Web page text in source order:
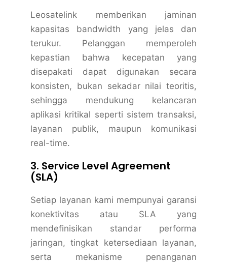
Leosatelink memberikan jaminan
kapasitas bandwidth yang jelas dan
terukur. Pelanggan memperoleh
kepastian bahwa kecepatan yang
disepakati dapat digunakan secara
konsisten, bukan sekadar nilai teoritis,
sehingga mendukung kelancaran
aplikasi kritikal seperti sistem transaksi,
layanan publik, maupun komunikasi
real-time.
3. Service Level Agreement
(SLA)
Setiap layanan kami mempunyai garansi
konektivitas atau SLA yang
mendefinisikan standar performa
jaringan, tingkat ketersediaan layanan,
serta mekanisme penanganan